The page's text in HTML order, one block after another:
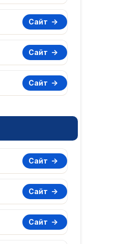
Сайт
Сайт
Сайт
Сайт
Сайт
Сайт